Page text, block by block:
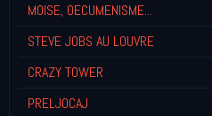
MOISE, OECUMENISME...
STEVE JOBS AU LOUVRE
CRAZY TOWER
PRELJOCAJ